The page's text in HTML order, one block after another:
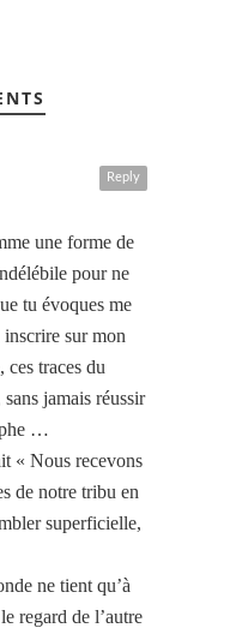
Reply
une forme de
pour ne
tu évoques me
sur mon
ces traces du
jamais réussir
…
« Nous recevons
de notre tribu en
superficielle,
ne tient qu’à
regard de l’autre